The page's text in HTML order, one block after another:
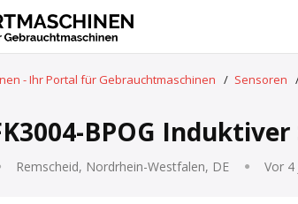
- Ihr Portal für Gebrauchtmaschinen / Sensoren
BPOG Induktiver
Remscheid, Nordrhein-Westfalen, DE Vor 4